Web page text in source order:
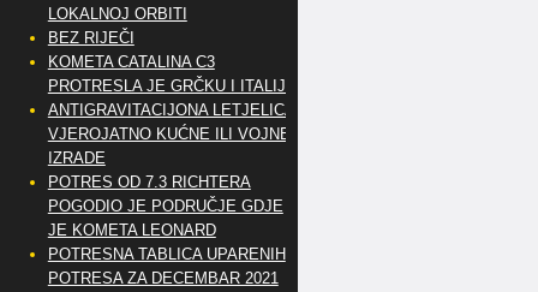
LOKALNOJ ORBITI
BEZ RIJEČI
KOMETA CATALINA C3
PROTRESLA JE GRČKU I ITALIJU
ANTIGRAVITACIJONA LETJELICA
VJEROJATNO KUĆNE ILI VOJNE
IZRADE
POTRES OD 7.3 RICHTERA
POGODIO JE PODRUČJE GDJE
JE KOMETA LEONARD
POTRESNA TABLICA UPARENIH
POTRESA ZA DECEMBAR 2021